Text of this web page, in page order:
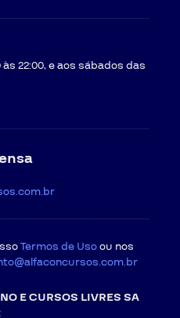
22:00, e aos sábados das
Termos de Usoou nos
E CURSOS LIVRES SA